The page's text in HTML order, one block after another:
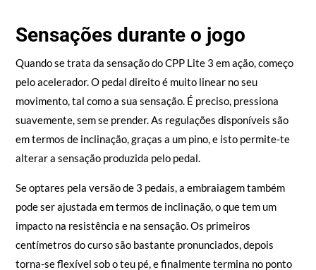
Sensações durante o jogo
Quando se trata da sensação do CPP Lite 3 em ação, começo
pelo acelerador. O pedal direito é muito linear no seu
movimento, tal como a sua sensação. É preciso, pressiona
suavemente, sem se prender. As regulações disponíveis são
em termos de inclinação, graças a um pino, e isto permite-te
alterar a sensação produzida pelo pedal.
Se optares pela versão de 3 pedais, a embraiagem também
pode ser ajustada em termos de inclinação, o que tem um
impacto na resistência e na sensação. Os primeiros
centímetros do curso são bastante pronunciados, depois
torna-se flexível sob o teu pé, e finalmente termina no ponto